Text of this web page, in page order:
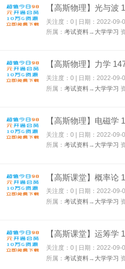
【高斯物理】光与波
关注度：0 | 日期： 2022-09-
所属：考试资料→ 大学学习
【高斯物理】力学
关注度：0 | 日期：2022-09-
所属：考试资料→ 大学学习
【高斯物理】电磁学
关注度：0 | 日期： 2022-09-
所属：考试资料→ 大学学习
【高斯课堂】概率论
关注度：0 | 日期：2022-09-
所属：考试资料→ 大学学习
【高斯课堂】运筹学
关注度：0 | 日期：2022-09-
所属：考试资料→ 大学学习